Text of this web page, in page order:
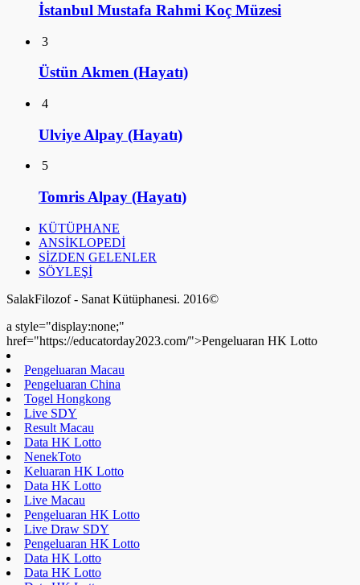
İstanbul Mustafa Rahmi Koç Müzesi
3
Üstün Akmen (Hayatı)
4
Ulviye Alpay (Hayatı)
5
Tomris Alpay (Hayatı)
KÜTÜPHANE
ANSİKLOPEDİ
SİZDEN GELENLER
SÖYLEŞİ
SalakFilozof - Sanat Kütüphanesi. 2016©
a style="display:none;"
href="https://educatorday2023.com/">Pengeluaran HK Lotto
Pengeluaran Macau
Pengeluaran China
Togel Hongkong
Live SDY
Result Macau
Data HK Lotto
NenekToto
Keluaran HK Lotto
Data HK Lotto
Live Macau
Pengeluaran HK Lotto
Live Draw SDY
Pengeluaran HK Lotto
Data HK Lotto
Data HK Lotto